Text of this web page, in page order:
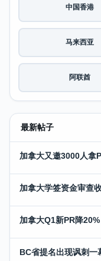
中国香港
马来西亚
阿联酋
最新帖子
加拿大又邀3000人拿
加拿大学签资金审查
加拿大Q1新PR降
BC省提名出现讽刺一